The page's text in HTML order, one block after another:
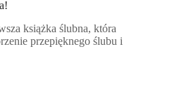
książka ślubna, która
przepięknego ślubu i